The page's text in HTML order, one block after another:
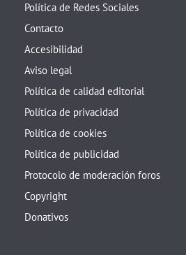
Política de Redes Sociales
Contacto
Accesibilidad
Aviso legal
Política de calidad editorial
Política de privacidad
Política de cookies
Política de publicidad
Protocolo de moderación foros
Copyright
Donativos